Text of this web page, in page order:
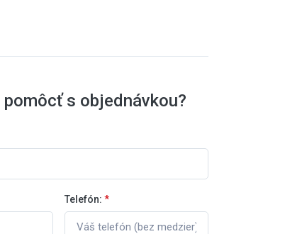
s objednávkou?
Telefón: *